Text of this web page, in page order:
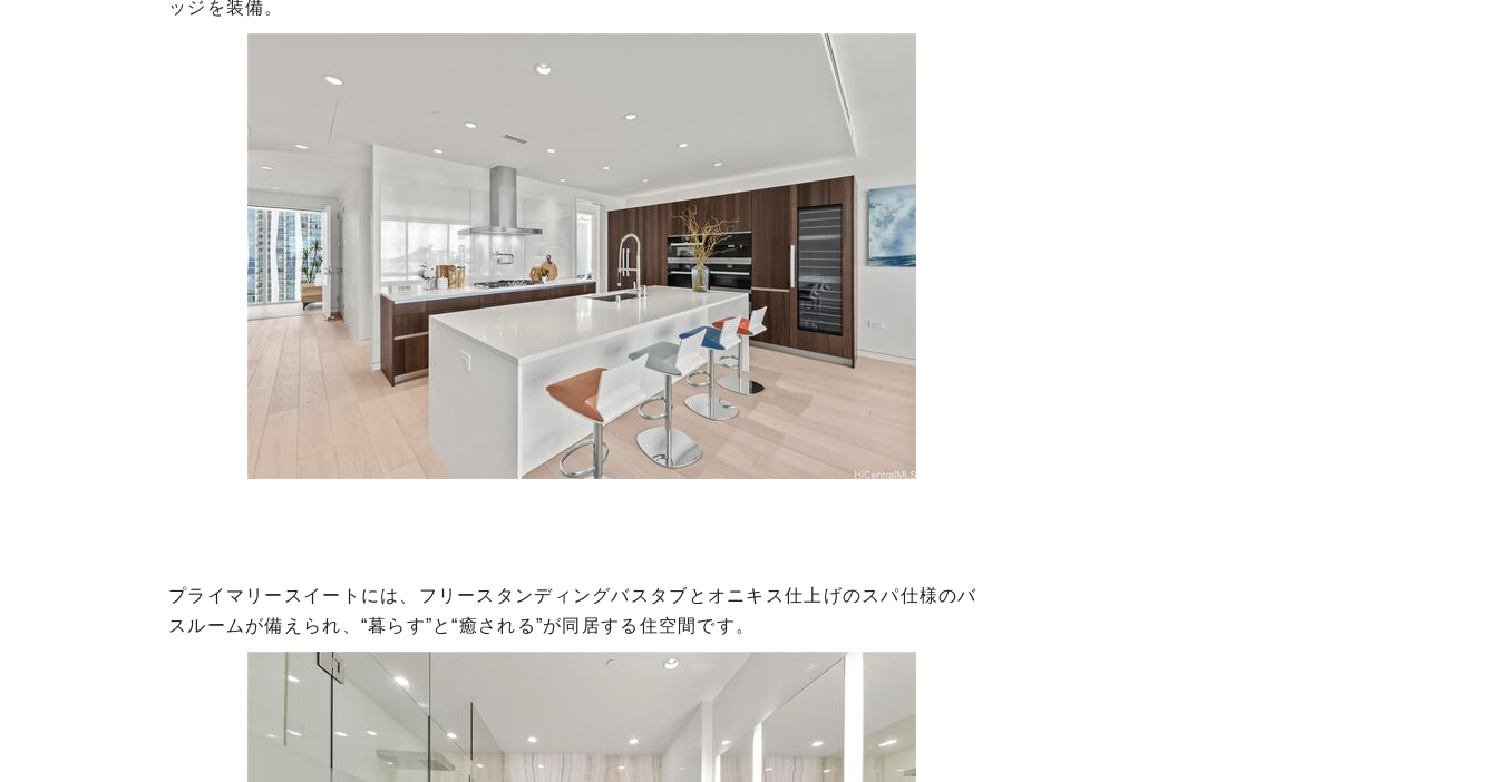
ッジを装備。
プライマリースイートには、フリースタンディングバスタブとオニキス仕上げのスパ仕様のバ
スルームが備えられ、“暮らす”と“癒される”が同居する住空間です。